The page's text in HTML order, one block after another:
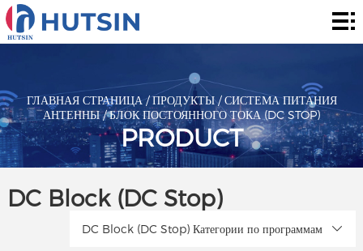
Главная
О
нас
Решения
Сообщение
контакты
ГЛАВНАЯ СТРАНИЦА /ПРОДУКТЫ/СИСТЕМА ПИТАНИЯ
АНТЕННЫ/БЛОК ПОСТОЯННОГО ТОКА (DC STOP)
PRODUCT
DC Block (DC Stop)
DC Block (DC Stop) Категории по программам